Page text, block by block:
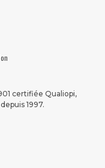
certifiée Qualiopi,
1997.